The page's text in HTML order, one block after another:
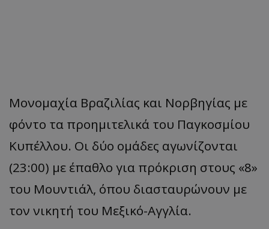
Μονομαχία Βραζιλίας και Νορβηγίας με
φόντο τα προημιτελικά του Παγκοσμίου
Κυπέλλου. Οι δύο ομάδες αγωνίζονται
(23:00) με έπαθλο για πρόκριση στους «8»
του Μουντιάλ, όπου διασταυρώνουν με
τον νικητή του Μεξικό-Αγγλία.